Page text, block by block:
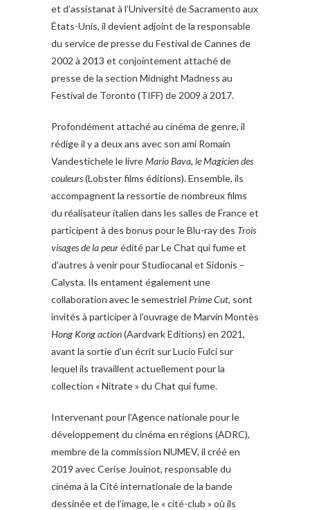
et d’assistanat à l’Université de Sacramento aux
États-Unis, il devient adjoint de la responsable
du service de presse du Festival de Cannes de
2002 à 2013 et conjointement attaché de
presse de la section Midnight Madness au
Festival de Toronto (TIFF) de 2009 à 2017.
Profondément attaché au cinéma de genre, il
rédige il y a deux ans avec son ami Romain
Vandestichele le livreMario Bava, le Magicien des
couleurs(Lobster films éditions). Ensemble, ils
accompagnent la ressortie de nombreux films
du réalisateur italien dans les salles de France et
participent à des bonus pour le Blu-ray des Trois
visages de la peurédité par Le Chat qui fume et
d’autres à venir pour Studiocanal et Sidonis –
Calysta. Ils entament également une
collaboration avec le semestriel Prime Cut, sont
invités à participer à l’ouvrage de Marvin Montès
Hong Kong action(Aardvark Editions) en 2021,
avant la sortie d’un écrit sur Lucio Fulci sur
lequel ils travaillent actuellement pour la
collection « Nitrate » du Chat qui fume.
Intervenant pour l’Agence nationale pour le
développement du cinéma en régions (ADRC),
membre de la commission NUMEV, il créé en
2019 avec Cerise Jouinot, responsable du
cinéma à la Cité internationale de la bande
dessinée et de l’image, le « cité-club » où ils